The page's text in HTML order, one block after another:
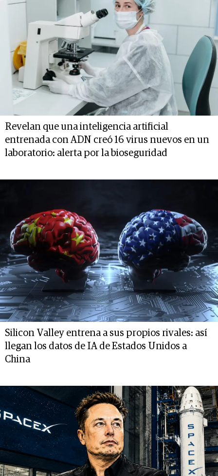
Revelan que una inteligencia artificial
entrenada con ADN creó 16 virus nuevos en un
laboratorio: alerta por la bioseguridad
Silicon Valley entrena a sus propios rivales: así
llegan los datos de IA de Estados Unidos a
China